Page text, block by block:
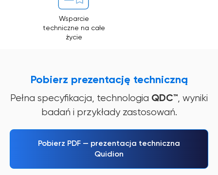
Wsparcie
techniczne na całe
życie
Pobierz prezentację techniczną
Pełna specyfikacja, technologia QDC™, wyniki
badań i przykłady zastosowań.
Pobierz PDF — prezentacja techniczna
Quidion